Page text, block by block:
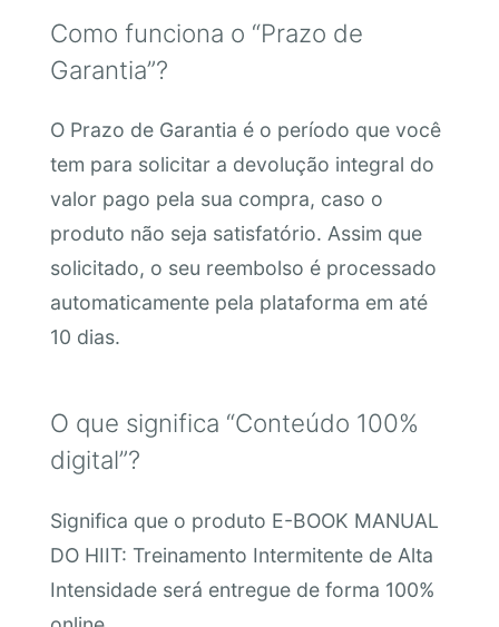
Como funciona o “Prazo de
Garantia”?
O Prazo de Garantia é o período que você
tem para solicitar a devolução integral do
valor pago pela sua compra, caso o
produto não seja satisfatório. Assim que
solicitado, o seu reembolso é processado
automaticamente pela plataforma em até
10 dias.
O que significa “Conteúdo 100%
digital”?
Significa que o produto E-BOOK MANUAL
DO HIIT: Treinamento Intermitente de Alta
Intensidade será entregue de forma 100%